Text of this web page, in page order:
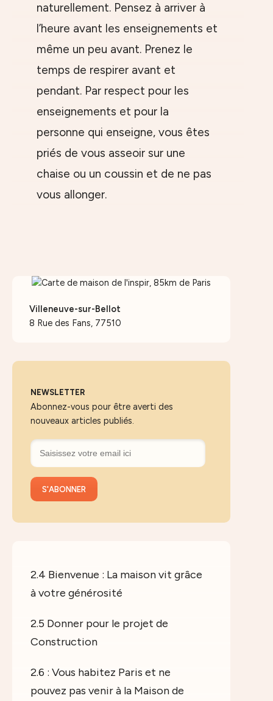
naturellement. Pensez à arriver à
l’heure avant les enseignements et
même un peu avant. Prenez le
temps de respirer avant et
pendant. Par respect pour les
enseignements et pour la
personne qui enseigne, vous êtes
priés de vous asseoir sur une
chaise ou un coussin et de ne pas
vous allonger.
Villeneuve-sur-Bellot
8 Rue des Fans, 77510
NEWSLETTER
Abonnez-vous pour être averti des
nouveaux articles publiés.
2.4 Bienvenue : La maison vit grâce
à votre générosité
2.5 Donner pour le projet de
Construction
2.6 : Vous habitez Paris et ne
pouvez pas venir à la Maison de